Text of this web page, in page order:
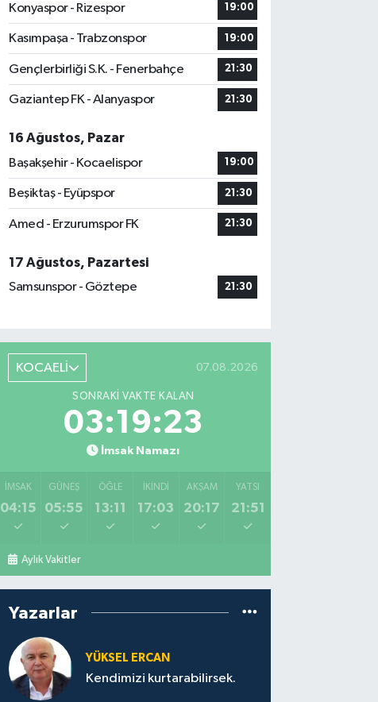
Konyaspor - Rizespor
19:00
Kasımpaşa - Trabzonspor 19:00
Gençlerbirliği S.K. - Fenerbahçe 21:30
Gaziantep FK - Alanyaspor 21:30
16 Ağustos, Pazar
Başakşehir - Kocaelispor
19:00
Beşiktaş - Eyüpspor 21:30
Amed - Erzurumspor FK 21:30
17 Ağustos, Pazartesi
Samsunspor - Göztepe
21:30
KOCAELİ 07.08.2026
SONRAKI VAKTE KALAN
03:19:22
İmsak Namazı
İMSAK
04:15
GÜNEŞ
05:55
ÖĞLE
13:11
İKINDI
17:03
AKŞAM
20:17
YATSI
21:51
Aylık Vakitler
Yazarlar
YÜKSEL ERCAN
Kendimizi kurtarabilirsek.